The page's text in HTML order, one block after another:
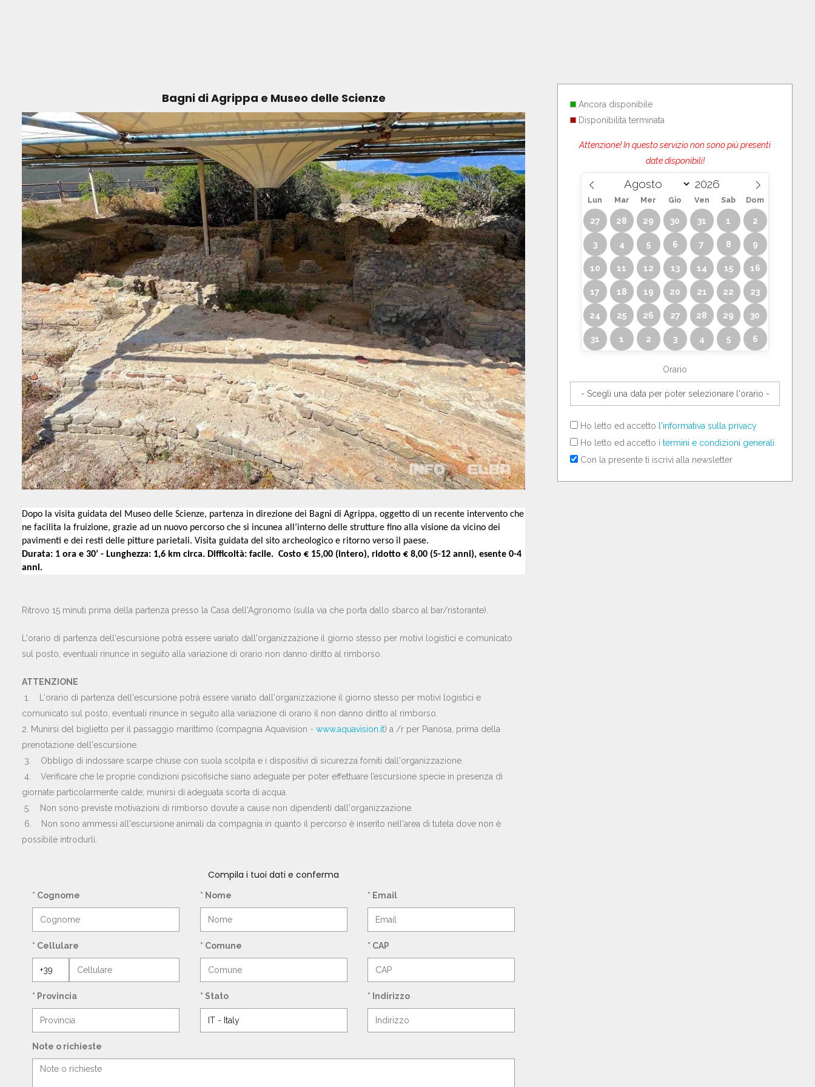
Bagni di Agrippa e Museo delle Scienze
Dopo la visita guidata del Museo delle Scienze, partenza in direzione dei Bagni di Agrippa, oggetto di un recente intervento che
ne facilita la fruizione, grazie ad un nuovo percorso che si incunea all’interno delle strutture fino alla visione da vicino dei
pavimenti e dei resti delle pitture parietali. Visita guidata del sito archeologico e ritorno verso il paese.
Durata: 1 ora e 30’ - Lunghezza: 1,6 km circa. Difficoltà: facile. Costo € 15,00 (intero), ridotto € 8,00 (5-12 anni), esente 0-4
anni.
Ritrovo 15 minuti prima della partenza presso la Casa dell'Agronomo (sulla via che porta dallo sbarco al bar/ristorante).
L'orario di partenza dell'escursione potrà essere variato dall'organizzazione il giorno stesso per motivi logistici e comunicato
sul posto, eventuali rinunce in seguito alla variazione di orario non danno diritto al rimborso.
ATTENZIONE
1. L'orario di partenza dell'escursione potrà essere variato dall'organizzazione il giorno stesso per motivi logistici e
comunicato sul posto, eventuali rinunce in seguito alla variazione di orario il non danno diritto al rimborso.
2. Munirsi del biglietto per il passaggio marittimo (compagnia Aquavision -www.aquavision.it) a /r per Pianosa, prima della
prenotazione dell'escursione.
3. Obbligo di indossare scarpe chiuse con suola scolpita e i dispositivi di sicurezza forniti dall'organizzazione.
4. Verificare che le proprie condizioni psicofisiche siano adeguate per poter effettuare l’escursione specie in presenza di
giornate particolarmente calde; munirsi di adeguata scorta di acqua.
5. Non sono previste motivazioni di rimborso dovute a cause non dipendenti dall'organizzazione.
6. Non sono ammessi all'escursione animali da compagnia in quanto il percorso è inserito nell'area di tutela dove non è
possibile introdurli.
Compila i tuoi dati e conferma
* Cognome * Nome * Email
* Cellulare * Comune * CAP
* Provincia * Stato * Indirizzo
Note o richieste
Ancora disponibile
Disponibilità terminata
Attenzione! In questo servizio non sono più presenti
date disponibili!
Lun Mar Mer Gio Ven Sab Dom
27 28 29 30 31 1 2
3 4 5 6 7 8 9
10 11 12 13 14 15 16
17 18 19 20 21 22 23
24 25 26 27 28 29 30
31 1 2 3 4 5 6
Orario
Ho letto ed accetto
l'informativa sulla privacy
Ho letto ed accetto itermini e condizioni generali
Con la presente ti iscrivi alla newsletter